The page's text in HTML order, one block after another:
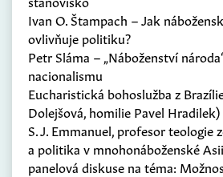
Ivan O. Štampach – Jak
ovlivňuje politiku?
Petr Sláma – „Náboženství
nacionalismu
Eucharistická bohoslužba z
Dolejšová, homilie Pavel Hradilek)
S. J. Emmanuel, profesor teologie
a politika v mnohonáboženské Asii
panelová diskuse na téma: